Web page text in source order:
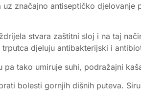
značajno antiseptičko djelovanje
stvara zaštitni sloj i na taj
djeluju antibakterijski i
pa tako umiruje suhi, podražajni
bolesti gornjih dišnih puteva.